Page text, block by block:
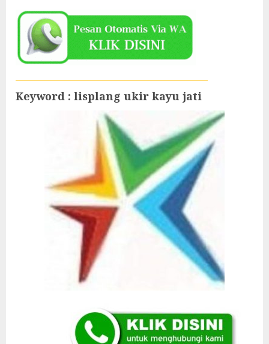
Keyword : lisplang ukir kayu jati